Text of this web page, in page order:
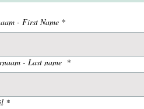
- First Name *
- Last name *
*